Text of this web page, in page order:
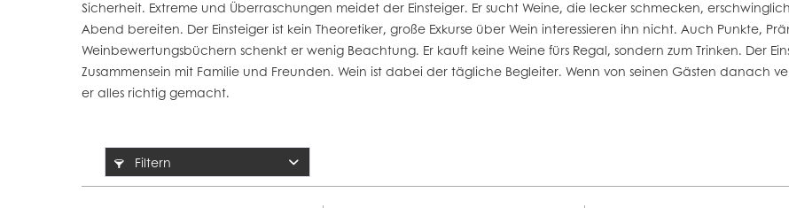
Sicherheit. Extreme und Überraschungen meidet der Einsteiger. Er sucht Weine, die lecker schmecken,
Abend bereiten. Der Einsteiger ist kein Theoretiker, große Exkurse über Wein interessieren ihn nicht. Auch Punkte,
Weinbewertungsbüchern schenkt er wenig Beachtung. Er kauft keine Weine fürs Regal, sondern zum Trinken. Der
Zusammensein mit Familie und Freunden. Wein ist dabei der tägliche Begleiter. Wenn von seinen Gästen danach
er alles richtig gemacht.
Filtern